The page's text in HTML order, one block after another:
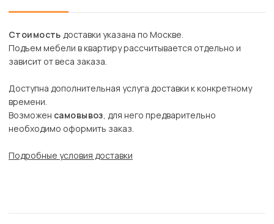
Стоимость доставки указана по Москве.
Подъем мебели в квартиру рассчитывается отдельно и
зависит от веса заказа.
Доступна дополнительная услуга доставки к конкретному
времени.
Возможен самовывоз, для него предварительно
необходимо оформить заказ.
Подробные условия доставки